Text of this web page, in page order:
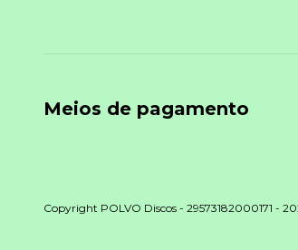
Meios de pagamento
Copyright POLVO Discos - 29573182000171 -